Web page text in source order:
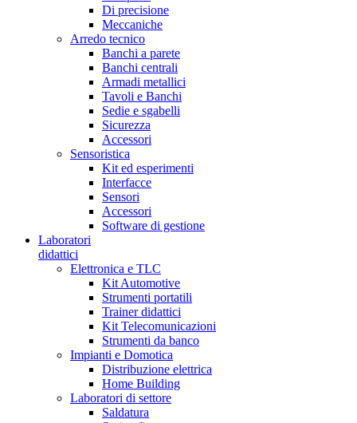
Di precisione
Meccaniche
Arredo tecnico
Banchi a parete
Banchi centrali
Armadi metallici
Tavoli e Banchi
Sedie e sgabelli
Sicurezza
Accessori
Sensoristica
Kit ed esperimenti
Interfacce
Sensori
Accessori
Software di gestione
Laboratori
didattici
Elettronica e TLC
Kit Automotive
Strumenti portatili
Trainer didattici
Kit Telecomunicazioni
Strumenti da banco
Impianti e Domotica
Distribuzione elettrica
Home Building
Laboratori di settore
Saldatura